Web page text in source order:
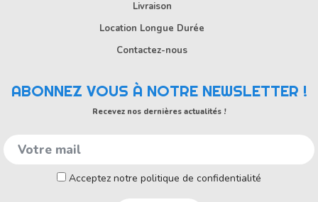
Livraison
Location Longue Durée
Contactez-nous
ABONNEZ VOUS À NOTRE NEWSLETTER !
Recevez nos dernières actualités !
Acceptez notre politique de confidentialité